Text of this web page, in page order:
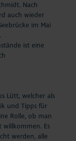
Nach
auch wieder
im Mai
ist eine
Lütt, welcher als
und Tipps für
Rolle, ob man
willkommen. Es
werden, alle